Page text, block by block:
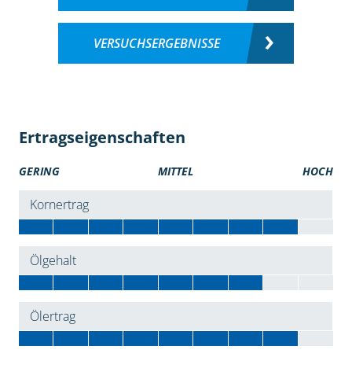
VERSUCHSERGEBNISSE
Ertragseigenschaften
GERING MITTEL HOCH
Kornertrag
Ölgehalt
Ölertrag